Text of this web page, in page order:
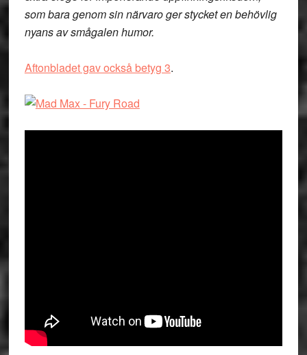
som bara genom sin närvaro ger stycket en behövlig
nyans av smågalen humor.
Aftonbladet gav också betyg 3.